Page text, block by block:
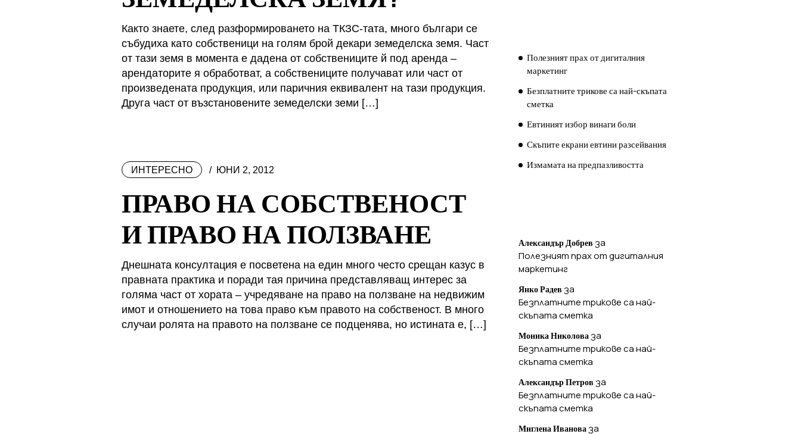
Както знаете, след разформироването на ТКЗС-тата, много българи се
събудиха като собственици на голям брой декари земеделска земя. Част
от тази земя в момента е дадена от собствениците й под аренда –
арендаторите я обработват, а собствениците получават или част от
произведената продукция, или паричния еквивалент на тази продукция.
Друга част от възстановените земеделски земи […]
ИНТЕРЕСНО ЮНИ 2, 2012
ПРАВО НА СОБСТВЕНОСТ
И ПРАВО НА ПОЛЗВАНЕ
Днешната консултация е посветена на един много често срещан казус в
правната практика и поради тая причина представляващ интерес за
голяма част от хората – учредяване на право на ползване на недвижим
имот и отношението на това право към правото на собственост. В много
случаи ролята на правото на ползване се подценява, но истината е, […]
Полезният прах от дигиталния
маркетинг
Безплатните трикове са най-скъпата
сметка
Евтиният избор винаги боли
Скъпите екрани евтини разсейвания
Измамата на предпазливостта
Александър Добрев за
Полезният прах от дигиталния
маркетинг
Янко Радев за
Безплатните трикове са най-
скъпата сметка
Моника Николоваза
Безплатните трикове са най-
скъпата сметка
Александър Петров за
Безплатните трикове са най-
скъпата сметка
Миглена Ивановаза